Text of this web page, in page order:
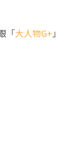
「大人物G+」